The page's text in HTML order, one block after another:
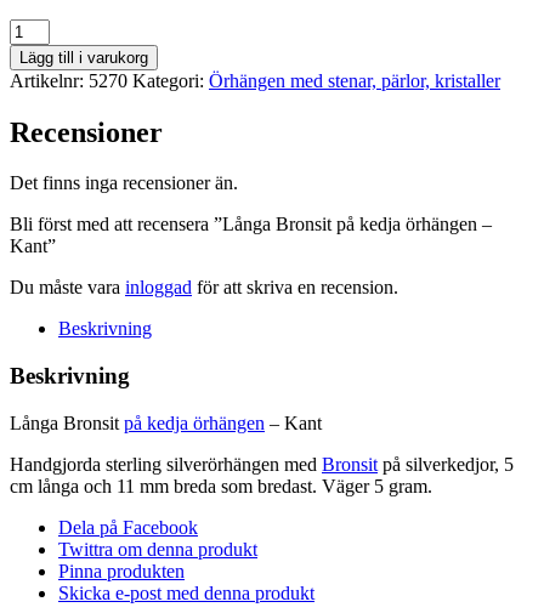
Långa
Bronsit
på
kedja
-
mängd
Lägg till i varukorg
Artikelnr: 5270 Kategori: Örhängen med stenar, pärlor, kristaller
Recensioner
Det finns inga recensioner än.
Bli först med att recensera ”Långa Bronsit på kedja örhängen –
Kant”
Du måste vara inloggad för att skriva en recension.
Beskrivning
Beskrivning
Långa Bronsit på kedja örhängen – Kant
Handgjorda sterling silverörhängen med Bronsit på silverkedjor, 5
cm långa och 11 mm breda som bredast. Väger 5 gram.
Dela på Facebook
Twittra om denna produkt
Pinna produkten
Skicka e-post med denna produkt